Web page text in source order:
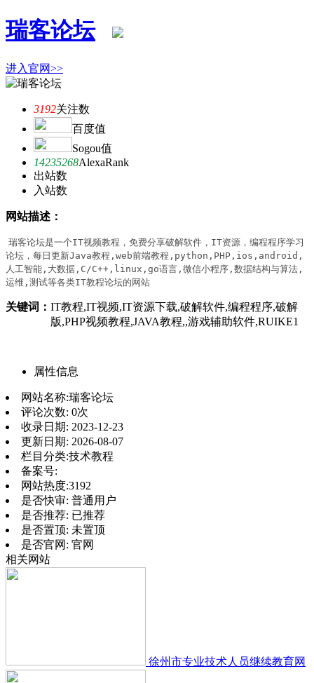
瑞客论坛
进入官网>>
3192关注数
百度值
Sogou值
14235268AlexaRank
出站数
入站数
网站描述：
瑞客论坛是一个IT视频教程，免费分享破解软件，IT资源，编程程序学习
论坛，每日更新Java教程,web前端教程,python,PHP,ios,android,
人工智能,大数据,C/C++,linux,go语言,微信小程序,数据结构与算法,
运维,测试等各类IT教程论坛的网站
关键词： IT教程,IT视频,IT资源下载,破解软件,编程程序,破解
版,PHP视频教程,JAVA教程,,游戏辅助软件,RUIKE1
属性信息
网站名称:瑞客论坛
评论次数: 0次
收录日期: 2023-12-23
更新日期: 2026-08-07
栏目分类:技术教程
备案号:
网站热度:3192
是否快审: 普通用户
是否推荐: 已推荐
是否置顶: 未置顶
是否官网: 官网
相关网站
徐州市专业技术人员继续教育网